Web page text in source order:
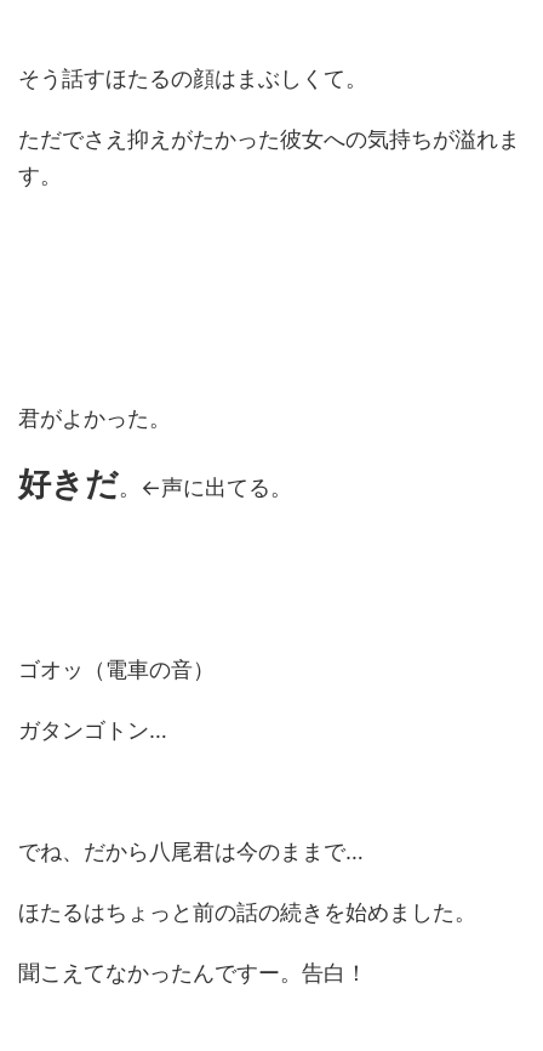
そう話すほたるの顔はまぶしくて。
ただでさえ抑えがたかった彼女への気持ちが溢れま
す。
君がよかった。
好きだ。←声に出てる。
ゴオッ（電車の音）
ガタンゴトン…
でね、だから八尾君は今のままで…
ほたるはちょっと前の話の続きを始めました。
聞こえてなかったんですー。告白！